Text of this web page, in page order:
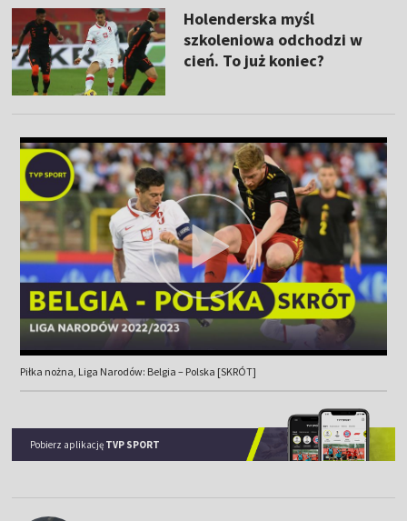
Holenderska myśl
szkoleniowa odchodzi w
cień. To już koniec?
Piłka nożna, Liga Narodów: Belgia – Polska [SKRÓT]
Pobierz aplikację TVP SPORT